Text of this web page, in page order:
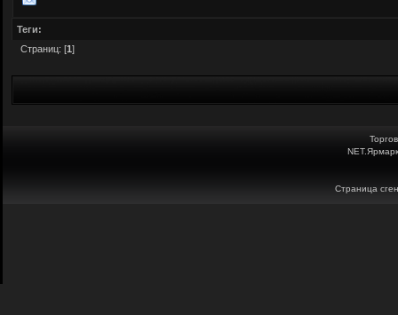
Теги:
Страниц: [1]
Страница